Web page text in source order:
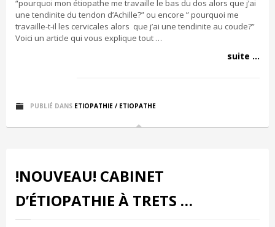
“pourquoi mon étiopathe me travaille le bas du dos alors que j’ai
une tendinite du tendon d’Achille?” ou encore ” pourquoi me
travaille-t-il les cervicales alors que j’ai une tendinite au coude?”
Voici un article qui vous explique tout …
suite ...
PUBLIÉ DANS ETIOPATHIE / ETIOPATHE
!NOUVEAU! CABINET
D’ÉTIOPATHIE À TRETS …